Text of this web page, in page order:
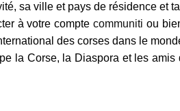
sa ville et pays de résidence et
à votre comptecommuniti ou
des corses dans le
la Corse, la Diaspora et les amis